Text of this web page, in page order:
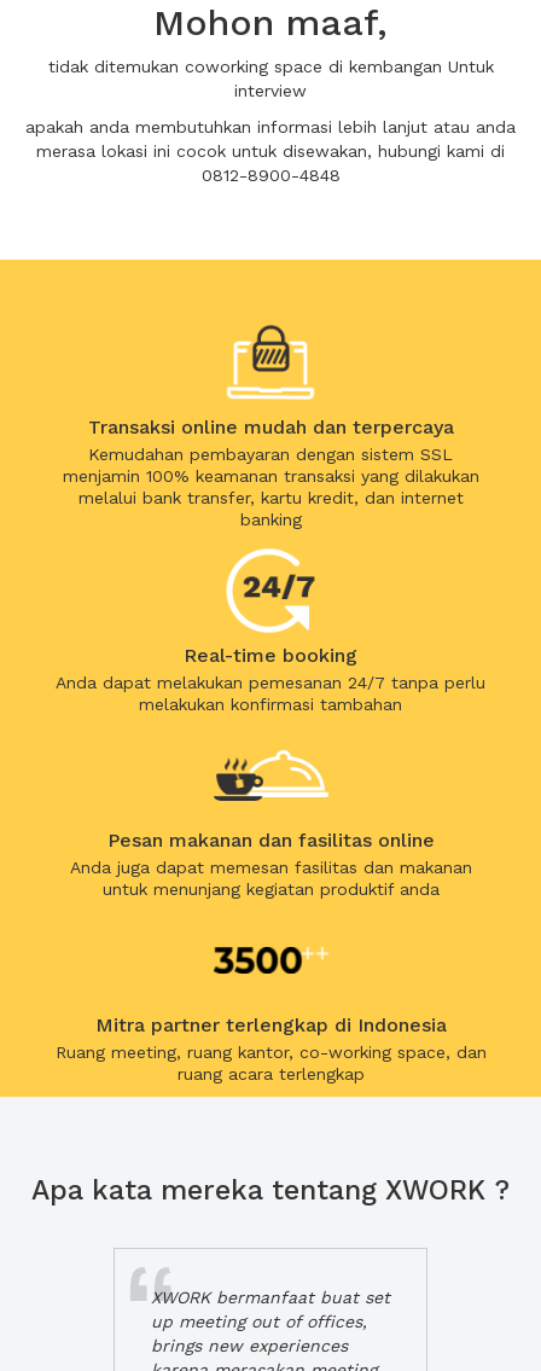
Mohon maaf,
tidak ditemukan coworking space di kembangan Untuk
interview
apakah anda membutuhkan informasi lebih lanjut atau anda
merasa lokasi ini cocok untuk disewakan, hubungi kami di
0812-8900-4848
Transaksi online mudah dan terpercaya
Kemudahan pembayaran dengan sistem SSL
menjamin 100% keamanan transaksi yang dilakukan
melalui bank transfer, kartu kredit, dan internet
banking
Real-time booking
Anda dapat melakukan pemesanan 24/7 tanpa perlu
melakukan konfirmasi tambahan
Pesan makanan dan fasilitas online
Anda juga dapat memesan fasilitas dan makanan
untuk menunjang kegiatan produktif anda
Mitra partner terlengkap di Indonesia
Ruang meeting, ruang kantor, co-working space, dan
ruang acara terlengkap
Apa kata mereka tentang XWORK ?
XWORK bermanfaat buat set
up meeting out of offices,
brings new experiences